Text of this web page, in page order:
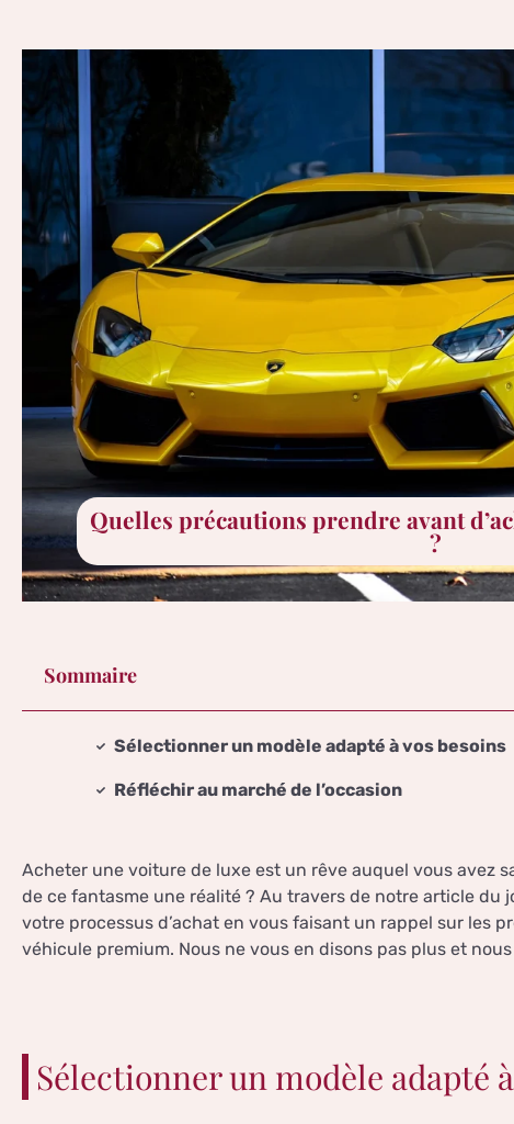
Quelles précautions prendre avant
?
Sommaire
Sélectionner un modèle adapté à vos besoins
Réfléchir au marché de l’occasion
Acheter une voiture de luxe est un rêve auquel vous avez
de ce fantasme une réalité ? Au travers de notre article du
votre processus d’achat en vous faisant un rappel sur les
véhicule premium. Nous ne vous en disons pas plus et
Sélectionner un modèle adapté